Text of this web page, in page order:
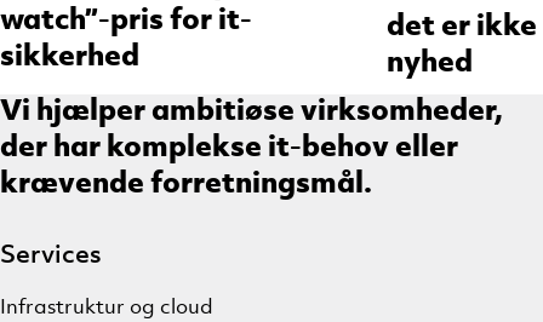
watch”-pris for it-
sikkerhed
det er
nyhed
Vi hjælper ambitiøse virksomheder,
der har komplekse it-behov eller
krævende forretningsmål.
Services
Infrastruktur og cloud